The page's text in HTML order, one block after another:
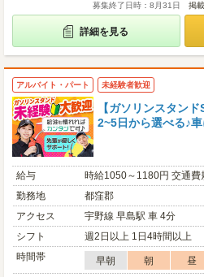
募集終了日時：8月31日 掲
詳細を見る
アルバイト・パート 未経験者歓迎
【ガソリンスタン
2~5日から選べる♪
給与
時給1050～1180円 交通費
勤務地
都窪郡
アクセス
宇野線 早島駅 車 4分
シフト
週2日以上 1日4時間以上
時間帯
早朝 朝 昼